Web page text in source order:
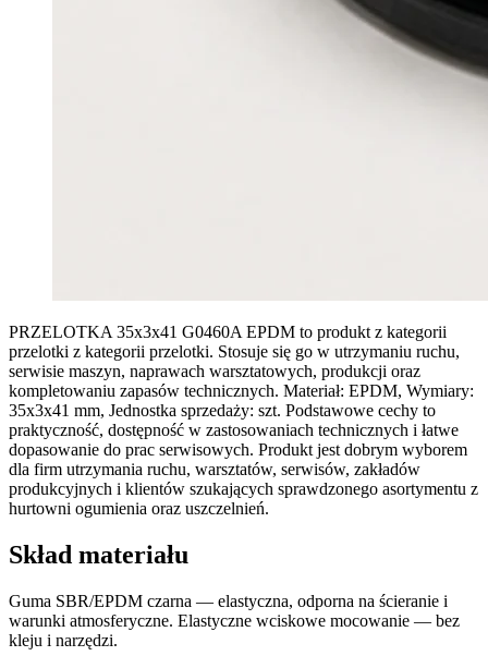
PRZELOTKA 35x3x41 G0460A EPDM to produkt z kategorii
przelotki z kategorii przelotki. Stosuje się go w utrzymaniu ruchu,
serwisie maszyn, naprawach warsztatowych, produkcji oraz
kompletowaniu zapasów technicznych. Materiał: EPDM, Wymiary:
35x3x41 mm, Jednostka sprzedaży: szt. Podstawowe cechy to
praktyczność, dostępność w zastosowaniach technicznych i łatwe
dopasowanie do prac serwisowych. Produkt jest dobrym wyborem
dla firm utrzymania ruchu, warsztatów, serwisów, zakładów
produkcyjnych i klientów szukających sprawdzonego asortymentu z
hurtowni ogumienia oraz uszczelnień.
Skład materiału
Guma SBR/EPDM czarna — elastyczna, odporna na ścieranie i
warunki atmosferyczne. Elastyczne wciskowe mocowanie — bez
kleju i narzędzi.